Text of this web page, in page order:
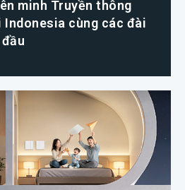
minh Truyền thông
Indonesia cùng các đài